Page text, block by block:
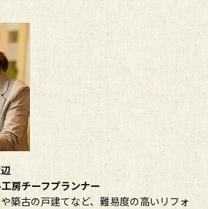
房チーフプランナー
築古の戸建てなど、難易度の高いリフォ